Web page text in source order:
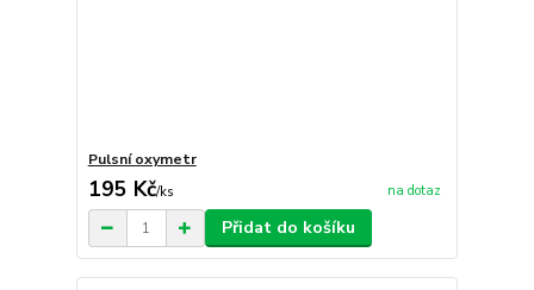
Pulsní oxymetr
195 Kč/ks na dotaz
Přidat do košíku